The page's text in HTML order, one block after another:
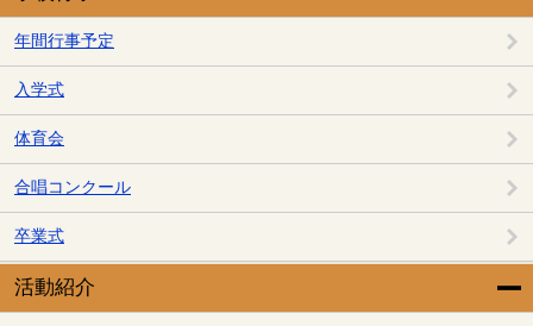
年間行事予定
入学式
体育会
合唱コンクール
卒業式
活動紹介